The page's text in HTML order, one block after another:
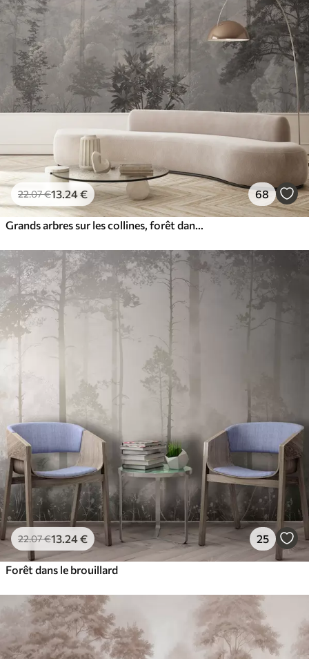
22.07€13 .24€ 68
22.07€13 .24€ 25
Forêt dans le brouillard